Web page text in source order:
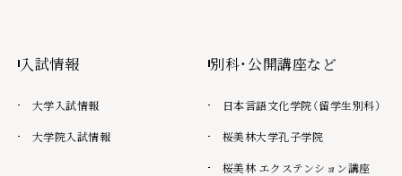
入試情報
大学入試情報
大学院入試情報
別科・公開講座など
日本言語文化学院（留学生別科）
桜美林大学孔子学院
桜美林 エクステンション講座外部